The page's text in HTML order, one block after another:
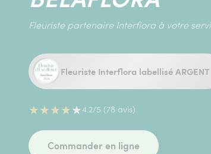
Fleuriste partenaire Interflora à votre
Fleuriste Interflora labellisé ARGENT
★★★★★4.2/5 (78 avis)
Commander en ligne